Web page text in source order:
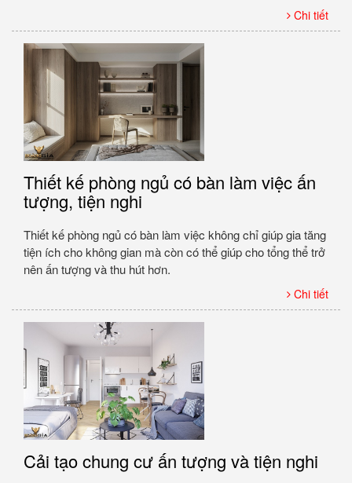
Chi tiết
Thiết kế phòng ngủ có bàn làm việc ấn
tượng, tiện nghi
Thiết kế phòng ngủ có bàn làm việc không chỉ giúp gia tăng
tiện ích cho không gian mà còn có thể giúp cho tổng thể trở
nên ấn tượng và thu hút hơn.
Chi tiết
Cải tạo chung cư ấn tượng và tiện nghi